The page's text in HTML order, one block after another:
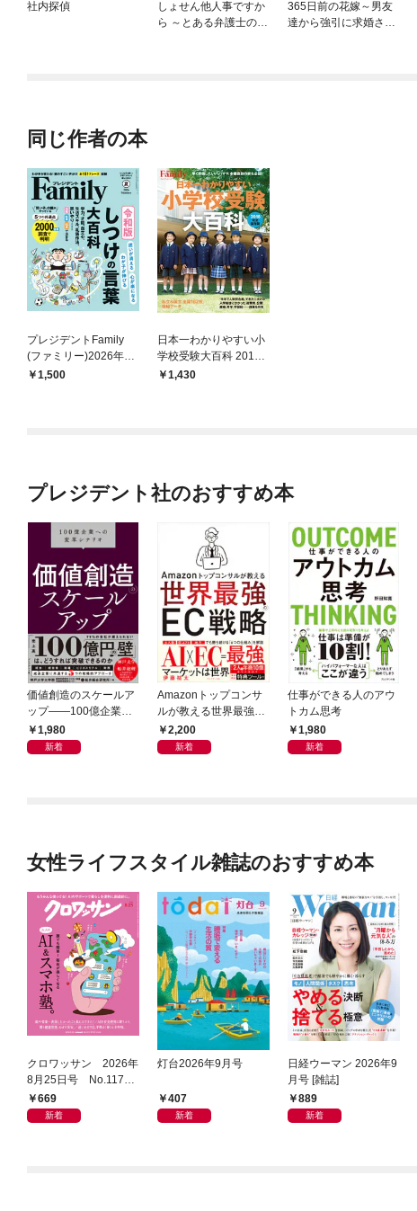
社内探偵
しょせん他人事ですか
ら ～とある弁護士の本
365日前の花嫁～男友
達から強引に求婚され
同じ作者の本
プレジデントFamily
(ファミリー)2026年夏
号1,500
日本一わかりやすい小
学校受験大百科 2018
完全保存版
1,430
プレジデント社のおすすめ本
価値創造のスケールア
ップ――100億企業へ
の変革シナリオ
1,980
新着
Amazonトップコンサ
ルが教える世界最強の
EC戦略
2,200
新着
仕事ができる人のアウ
トカム思考
1,980
新着
女性ライフスタイル雑誌のおすすめ本
クロワッサン 2026年
8月25日号 No.1171
[大人のAI＆スマホ
塾。]
669
新着
灯台2026年9月号
407
新着
日経ウーマン 2026年9
月号 [雑誌]
889
新着